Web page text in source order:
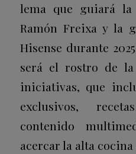
lema que guiará la
Ramón Freixa y la
Hisense durante
será el rostro de
iniciativas, que
exclusivos,
contenido
acercar la alta